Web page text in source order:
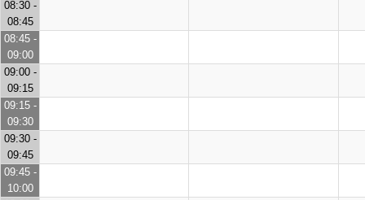
08:30 -
08:45
08:45 -
09:00
09:00 -
09:15
09:15 -
09:30
09:30 -
09:45
09:45 -
10:00